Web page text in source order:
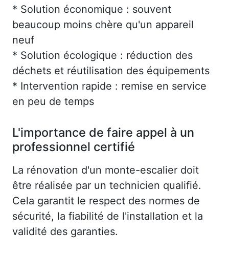
* Solution économique : souvent
beaucoup moins chère qu'un appareil
neuf
* Solution écologique : réduction des
déchets et réutilisation des équipements
* Intervention rapide : remise en service
en peu de temps
L'importance de faire appel à un
professionnel certifié
La rénovation d'un monte-escalier doit
être réalisée par un technicien qualifié.
Cela garantit le respect des normes de
sécurité, la fiabilité de l'installation et la
validité des garanties.